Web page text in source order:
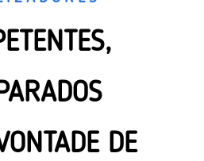
DE